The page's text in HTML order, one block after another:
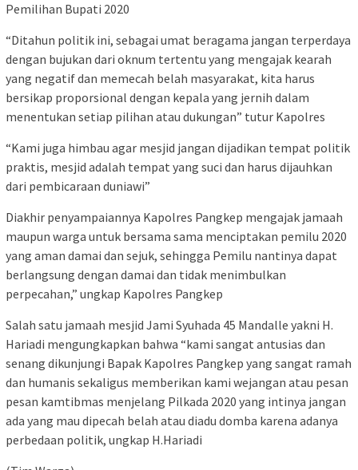
Pemilihan Bupati 2020
“Ditahun politik ini, sebagai umat beragama jangan terperdaya
dengan bujukan dari oknum tertentu yang mengajak kearah
yang negatif dan memecah belah masyarakat, kita harus
bersikap proporsional dengan kepala yang jernih dalam
menentukan setiap pilihan atau dukungan” tutur Kapolres
“Kami juga himbau agar mesjid jangan dijadikan tempat politik
praktis, mesjid adalah tempat yang suci dan harus dijauhkan
dari pembicaraan duniawi”
Diakhir penyampaiannya Kapolres Pangkep mengajak jamaah
maupun warga untuk bersama sama menciptakan pemilu 2020
yang aman damai dan sejuk, sehingga Pemilu nantinya dapat
berlangsung dengan damai dan tidak menimbulkan
perpecahan,” ungkap Kapolres Pangkep
Salah satu jamaah mesjid Jami Syuhada 45 Mandalle yakni H.
Hariadi mengungkapkan bahwa “kami sangat antusias dan
senang dikunjungi Bapak Kapolres Pangkep yang sangat ramah
dan humanis sekaligus memberikan kami wejangan atau pesan
pesan kamtibmas menjelang Pilkada 2020 yang intinya jangan
ada yang mau dipecah belah atau diadu domba karena adanya
perbedaan politik, ungkap H.Hariadi